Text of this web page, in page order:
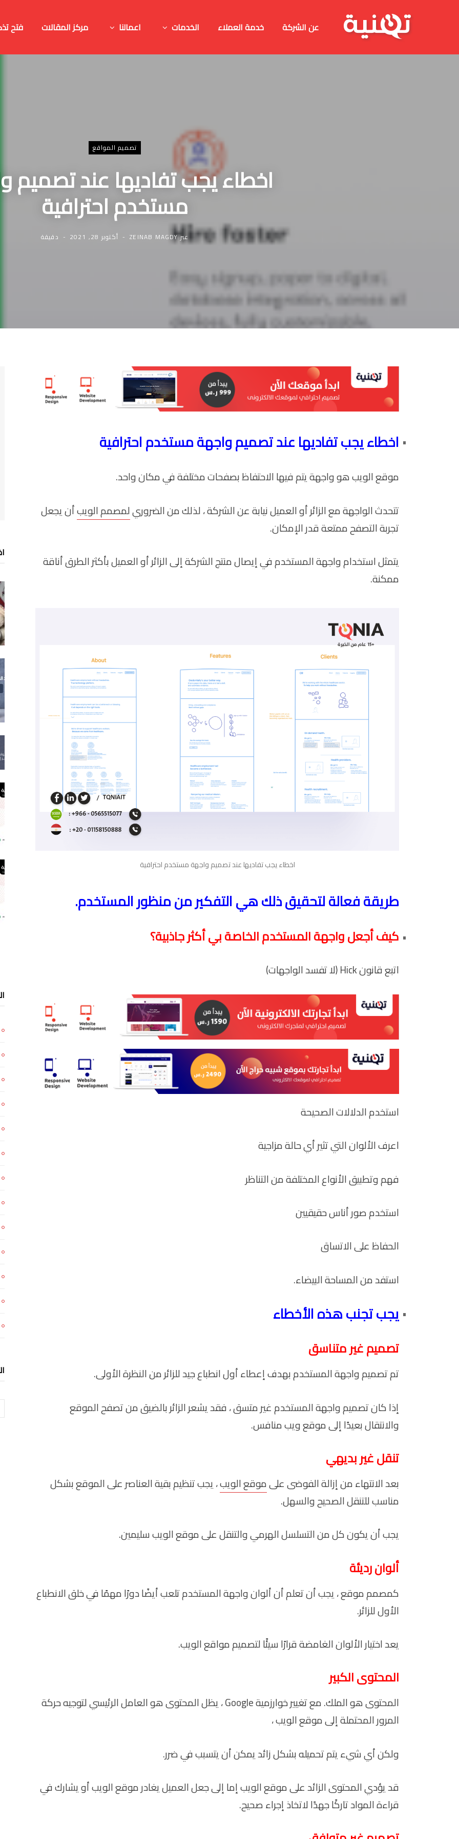
عن الشركة خدمة العملاء الخدمات اعمالنا مركز المقالات فتح
تصميم المواقع
اخطاء يجب تفاديها عند تصميم
مستخدم احترافية
عبرZEINAB MAGDY أكتوبر 28, 2021 دقيقة
اخطاء يجب تفاديها عند تصميم واجهة مستخدم احترافية
موقع الويب هو واجهة يتم فيها الاحتفاظ بصفحات مختلفة في مكان واحد.
تتحدث الواجهة مع الزائر أو العميل نيابة عن الشركة ، لذلك من الضروريلمصمم الويبأن يجعل
تجربة التصفح ممتعة قدر الإمكان.
يتمثل استخدام واجهة المستخدم في إيصال منتج الشركة إلى الزائر أو العميل بأكثر الطرق أناقة
ممكنة.
اخطاء يجب تفاديها عند تصميم واجهة مستخدم احترافية
طريقة فعالة لتحقيق ذلك هي التفكير من منظور المستخدم.
كيف أجعل واجهة المستخدم الخاصة بي أكثر جاذبية؟
اتبع قانون Hick (لا تفسد الواجهات)
استخدم الدلالات الصحيحة
اعرف الألوان التي تثير أي حالة مزاجية
فهم وتطبيق الأنواع المختلفة من التناظر
استخدم صور أناس حقيقيين
الحفاظ على الاتساق
استفد من المساحة البيضاء.
يجب تجنب هذه الأخطاء
تصميم غير متناسق
تم تصميم واجهة المستخدم بهدف إعطاء أول انطباع جيد للزائر من النظرة الأولى.
إذا كان تصميم واجهة المستخدم غير متسق ، فقد يشعر الزائر بالضيق من تصفح الموقع
والانتقال بعيدًا إلى موقع ويب منافس.
تنقل غير بديهي
بعد الانتهاء من إزالة الفوضى علىموقع الويب، يجب تنظيم بقية العناصر على الموقع بشكل
مناسب للتنقل الصحيح والسهل.
يجب أن يكون كل من التسلسل الهرمي والتنقل على موقع الويب سليمين.
ألوان رديئة
كمصمم موقع ، يجب أن تعلم أن ألوان واجهة المستخدم تلعب أيضًا دورًا مهمًا في خلق الانطباع
الأول للزائر.
يعد اختيار الألوان الغامضة قرارًا سيئًا لتصميم مواقع الويب.
المحتوى الكبير
المحتوى هو الملك. مع تغيير خوارزمية Google ، يظل المحتوى هو العامل الرئيسي لتوجيه حركة
المرور المحتملة إلى موقع الويب ،
ولكن أي شيء يتم تحميله بشكل زائد يمكن أن يتسبب في ضرر.
قد يؤدي المحتوى الزائد على موقع الويب إما إلى جعل العميل يغادر موقع الويب أو يشارك في
قراءة المواد تاركًا جهدًا لاتخاذ إجراء صحيح.